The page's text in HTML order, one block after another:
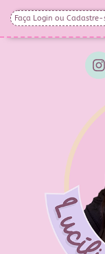
Faça Login ou Cadastre-